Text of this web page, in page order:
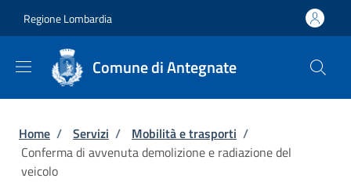
Regione Lombardia
Comune di Antegnate
Briciole di pane
Home / Servizi / Mobilità e trasporti /
Conferma di avvenuta demolizione e radiazione del
veicolo